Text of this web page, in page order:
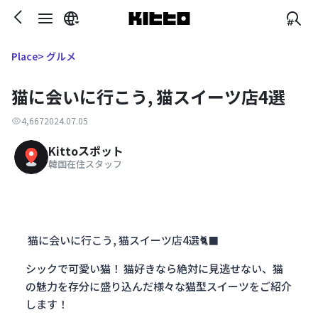
Place> グルメ
猫に会いに行こう, 猫スイーツ店4選
4,6672024.07.05
Kittoスポット
韓国在住スタッフ
猫に会いに行こう, 猫スイーツ店4選🐈‍⬛
シックで可愛い猫！ 猫好きなら絶対に見逃せない、猫
の魅力を存分に盛り込んだ様々な猫型スイーツをご紹介
します！